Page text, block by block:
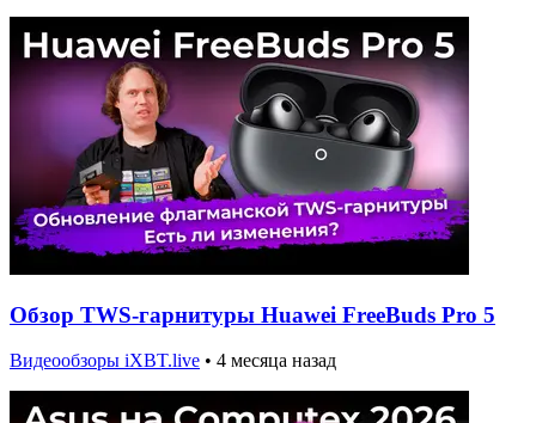
Обзор TWS-гарнитуры Huawei FreeBuds Pro 5
Видеообзоры iXBT.live • 4 месяца назад